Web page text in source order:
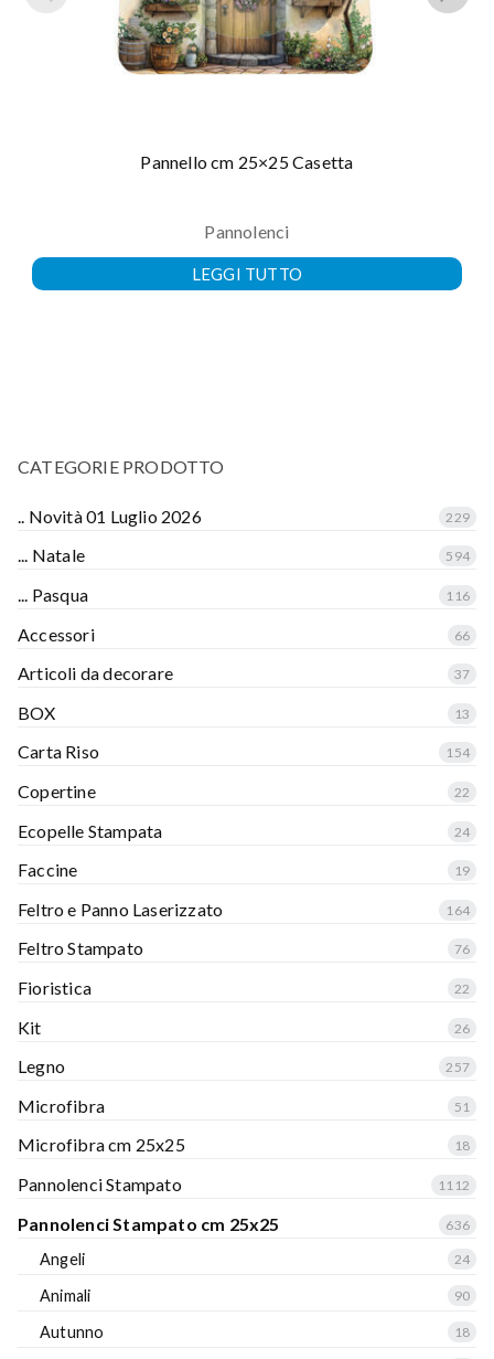
Pannello cm 25×25 Casetta
Pannolenci
LEGGI TUTTO
CATEGORIE PRODOTTO
.. Novità 01 Luglio 2026 229
... Natale 594
... Pasqua 116
Accessori 66
Articoli da decorare 37
BOX 13
Carta Riso 154
Copertine 22
Ecopelle Stampata 24
Faccine 19
Feltro e Panno Laserizzato 164
Feltro Stampato 76
Fioristica 22
Kit 26
Legno 257
Microfibra 51
Microfibra cm 25x25 18
Pannolenci Stampato 1112
Pannolenci Stampato cm 25x25 636
Angeli 24
Animali 90
Autunno 18